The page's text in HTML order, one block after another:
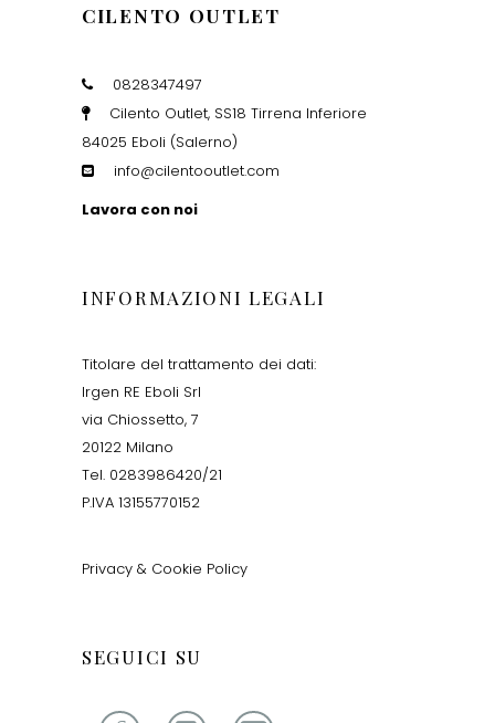
CILENTO OUTLET
0828347497
Cilento Outlet, SS18 Tirrena Inferiore
84025 Eboli (Salerno)
info@cilentooutlet.com
Lavora con noi
INFORMAZIONI LEGALI
Titolare del trattamento dei dati:
Irgen RE Eboli Srl
via Chiossetto, 7
20122 Milano
Tel. 0283986420/21
P.IVA 13155770152
Privacy & Cookie Policy
SEGUICI SU